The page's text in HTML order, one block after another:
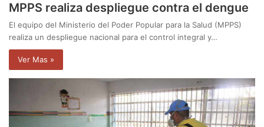
MPPS realiza despliegue contra el dengue
El equipo del Ministerio del Poder Popular para la Salud (MPPS)
realiza un despliegue nacional para el control integral y…
Ver Mas »